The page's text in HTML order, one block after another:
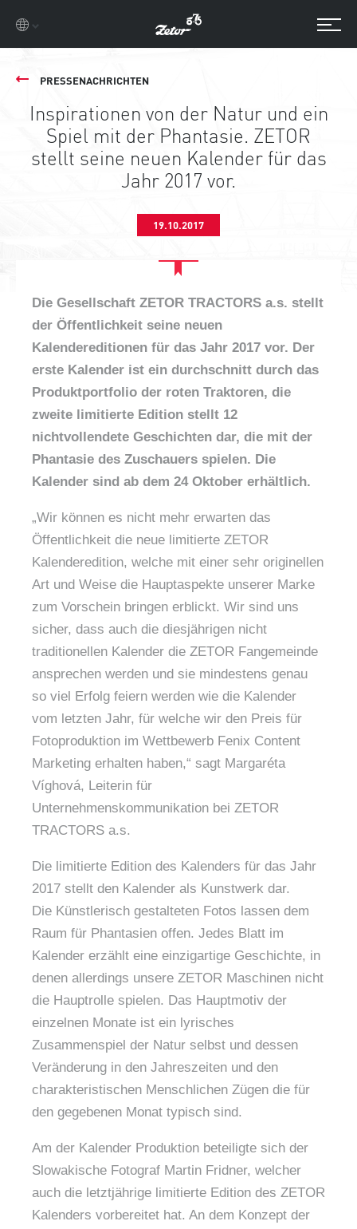
PRESSENACHRICHTEN
Inspirationen von der Natur und ein
Spiel mit der Phantasie. ZETOR
stellt seine neuen Kalender für das
Jahr 2017 vor.
19.10.2017
Die Gesellschaft ZETOR TRACTORS a.s. stellt
der Öffentlichkeit seine neuen
Kalendereditionen für das Jahr 2017 vor. Der
erste Kalender ist ein durchschnitt durch das
Produktportfolio der roten Traktoren, die
zweite limitierte Edition stellt 12
nichtvollendete Geschichten dar, die mit der
Phantasie des Zuschauers spielen. Die
Kalender sind ab dem 24 Oktober erhältlich.
„Wir können es nicht mehr erwarten das
Öffentlichkeit die neue limitierte ZETOR
Kalenderedition, welche mit einer sehr originellen
Art und Weise die Hauptaspekte unserer Marke
zum Vorschein bringen erblickt. Wir sind uns
sicher, dass auch die diesjährigen nicht
traditionellen Kalender die ZETOR Fangemeinde
ansprechen werden und sie mindestens genau
so viel Erfolg feiern werden wie die Kalender
vom letzten Jahr, für welche wir den Preis für
Fotoproduktion im Wettbewerb Fenix Content
Marketing erhalten haben,“ sagt Margaréta
Víghová, Leiterin für
Unternehmenskommunikation bei ZETOR
TRACTORS a.s.
Die limitierte Edition des Kalenders für das Jahr
2017 stellt den Kalender als Kunstwerk dar.
Die Künstlerisch gestalteten Fotos lassen dem
Raum für Phantasien offen. Jedes Blatt im
Kalender erzählt eine einzigartige Geschichte, in
denen allerdings unsere ZETOR Maschinen nicht
die Hauptrolle spielen. Das Hauptmotiv der
einzelnen Monate ist ein lyrisches
Zusammenspiel der Natur selbst und dessen
Veränderung in den Jahreszeiten und den
charakteristischen Menschlichen Zügen die für
den gegebenen Monat typisch sind.
Am der Kalender Produktion beteiligte sich der
Slowakische Fotograf Martin Fridner, welcher
auch die letztjährige limitierte Edition des ZETOR
Kalenders vorbereitet hat. An dem Konzept der